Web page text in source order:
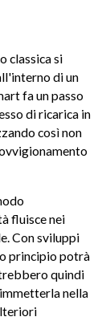
classica si
di un
fa un passo
di ricarica in
così non
fluisce nei
Con sviluppi
principio potrà
quindi
nella